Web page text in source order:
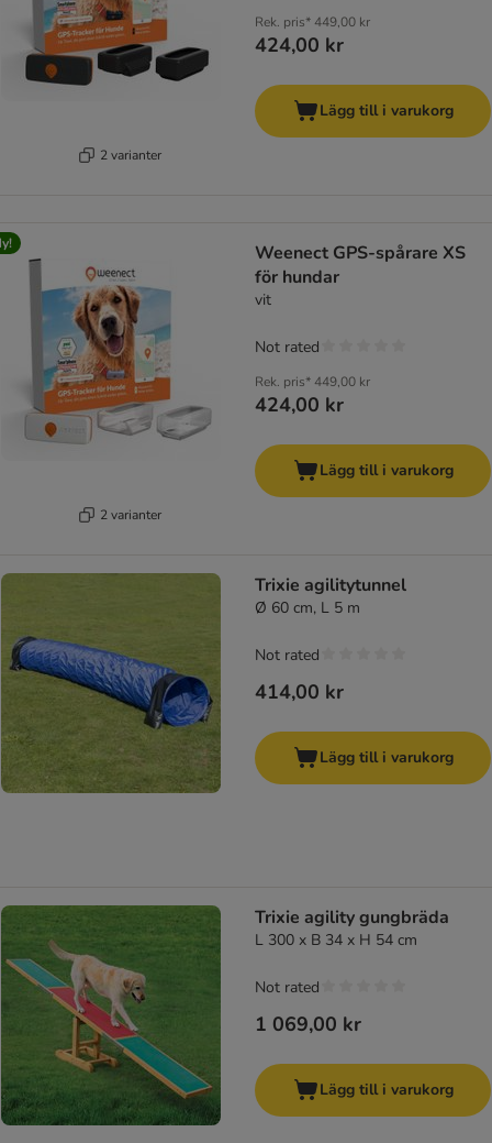
2 varianter
Rek. pris*449,00 kr
424,00 kr
Lägg till i varukorg
2 varianter
Weenect GPS-spårare XS
för hundar
vit
Rek. pris*449,00 kr
424,00 kr
Not rated
Lägg till i varukorg
Trixie agilitytunnel
Ø 60 cm, L 5 m
414,00 kr
Not rated
Lägg till i varukorg
Trixie agility gungbräda
L 300 x B 34 x H 54 cm
1 069,00 kr
Not rated
Lägg till i varukorg